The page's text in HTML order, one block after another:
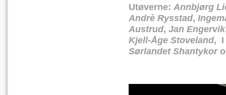
Utøverne: Annbjørg
Andrè Rysstad,
Austrud, Jan Engervik
Kjell-Åge Stoveland, I
Sørlandet Shantykor